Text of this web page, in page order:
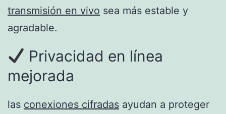
transmisión en vivo sea más estable y
agradable.
Privacidad en línea
mejorada
las conexiones cifradas ayudan a proteger